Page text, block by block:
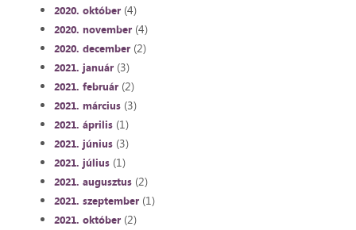
2020. október(4)
2020. november(4)
2020. december(2)
2021. január(3)
2021. február(2)
2021. március(3)
2021. április(1)
2021. június(3)
2021. július(1)
2021. augusztus(2)
2021. szeptember(1)
2021. október(2)